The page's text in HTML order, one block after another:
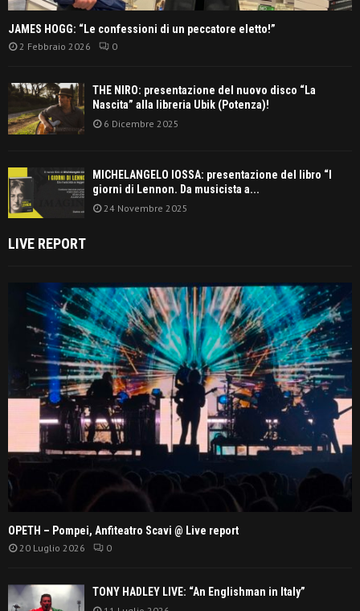
JAMES HOGG: “Le confessioni di un peccatore eletto!”
2 Febbraio 2026 0
THE NIRO: presentazione del nuovo disco “La
Nascita” alla libreria Ubik (Potenza)!
6 Dicembre 2025
MICHELANGELO IOSSA: presentazione del libro “I
giorni di Lennon. Da musicista a...
24 Novembre 2025
LIVE REPORT
OPETH – Pompei, Anfiteatro Scavi @ Live report
20 Luglio 2026 0
TONY HADLEY LIVE: “An Englishman in Italy”